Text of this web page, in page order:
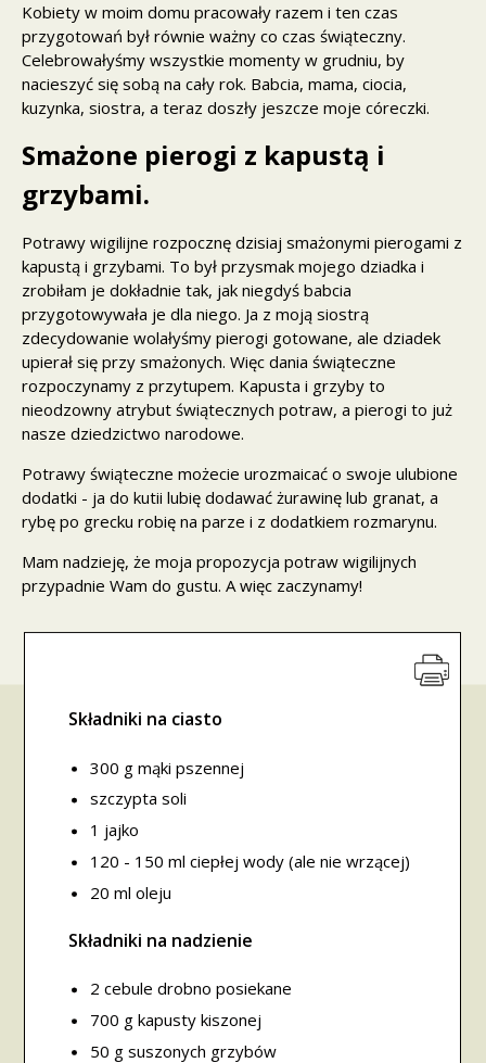
Kobiety w moim domu pracowały razem i ten czas
przygotowań był równie ważny co czas świąteczny.
Celebrowałyśmy wszystkie momenty w grudniu, by
nacieszyć się sobą na cały rok. Babcia, mama, ciocia,
kuzynka, siostra, a teraz doszły jeszcze moje córeczki.
Smażone pierogi z kapustą i
grzybami.
Potrawy wigilijne rozpocznę dzisiaj smażonymi pierogami z
kapustą i grzybami. To był przysmak mojego dziadka i
zrobiłam je dokładnie tak, jak niegdyś babcia
przygotowywała je dla niego. Ja z moją siostrą
zdecydowanie wolałyśmy pierogi gotowane, ale dziadek
upierał się przy smażonych. Więc dania świąteczne
rozpoczynamy z przytupem. Kapusta i grzyby to
nieodzowny atrybut świątecznych potraw, a pierogi to już
nasze dziedzictwo narodowe.
Potrawy świąteczne możecie urozmaicać o swoje ulubione
dodatki - ja do kutii lubię dodawać żurawinę lub granat, a
rybę po grecku robię na parze i z dodatkiem rozmarynu.
Mam nadzieję, że moja propozycja potraw wigilijnych
przypadnie Wam do gustu. A więc zaczynamy!
Składniki na ciasto
300 g mąki pszennej
szczypta soli
1 jajko
120 - 150 ml ciepłej wody (ale nie wrzącej)
20 ml oleju
Składniki na nadzienie
2 cebule drobno posiekane
700 g kapusty kiszonej
50 g suszonych grzybów